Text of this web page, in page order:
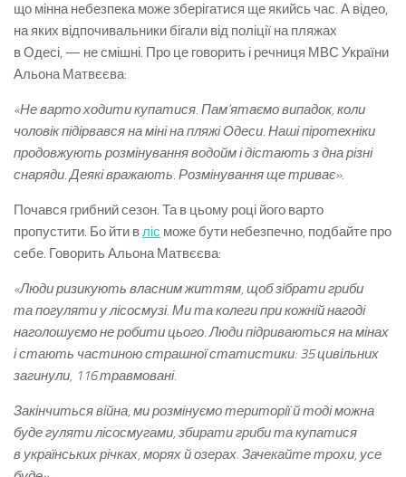
що мінна небезпека може зберігатися ще якийсь час. А відео,
на яких відпочивальники бігали від поліції на пляжах
в Одесі, — не смішні. Про це говорить і речниця МВС України
Альона Матвєєва:
«Не варто ходити купатися. Пам’ятаємо випадок, коли
чоловік підірвався на міні на пляжі Одеси. Наші піротехніки
продовжують розмінування водойм і дістають з дна різні
снаряди. Деякі вражають. Розмінування ще триває».
Почався грибний сезон. Та в цьому році його варто
пропустити. Бо йти вліс може бути небезпечно, подбайте про
себе. Говорить Альона Матвєєва:
«Люди ризикують власним життям, щоб зібрати гриби
та погуляти у лісосмузі. Ми та колеги при кожній нагоді
наголошуємо не робити цього. Люди підриваються на мінах
і стають частиною страшної статистики: 35 цивільних
загинули, 116 травмовані.
Закінчиться війна, ми розмінуємо території й тоді можна
буде гуляти лісосмугами, збирати гриби та купатися
в українських річках, морях й озерах. Зачекайте трохи, усе